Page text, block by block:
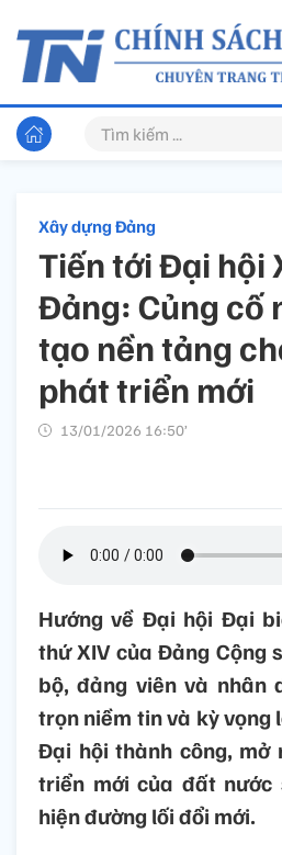
Xây dựng Đảng
Tiến tới Đại hội
Đảng: Củng cố
tạo nền tảng
phát triển mới
13/01/2026 16:50’
Hướng về Đại hội Đại
thứ XIV của Đảng Cộng
bộ, đảng viên và nhân
trọn niềm tin và kỳ vọng
Đại hội thành công,
triển mới của đất nước
hiện đường lối đổi mới.